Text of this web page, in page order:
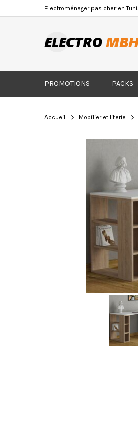
Electroménager pas cher en
PROMOTIONS PACKS
Accueil Mobilier et literie